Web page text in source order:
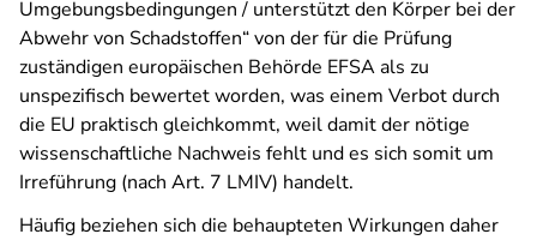
Umgebungsbedingungen / unterstützt den Körper bei der
Abwehr von Schadstoffen“ von der für die Prüfung
zuständigen europäischen Behörde EFSA als zu
unspezifisch bewertet worden, was einem Verbot durch
die EU praktisch gleichkommt, weil damit der nötige
wissenschaftliche Nachweis fehlt und es sich somit um
Irreführung (nach Art. 7 LMIV) handelt.
Häufig beziehen sich die behaupteten Wirkungen daher